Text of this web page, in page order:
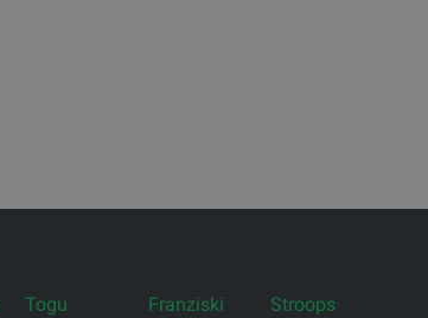
Togu
Franziski
Stroops